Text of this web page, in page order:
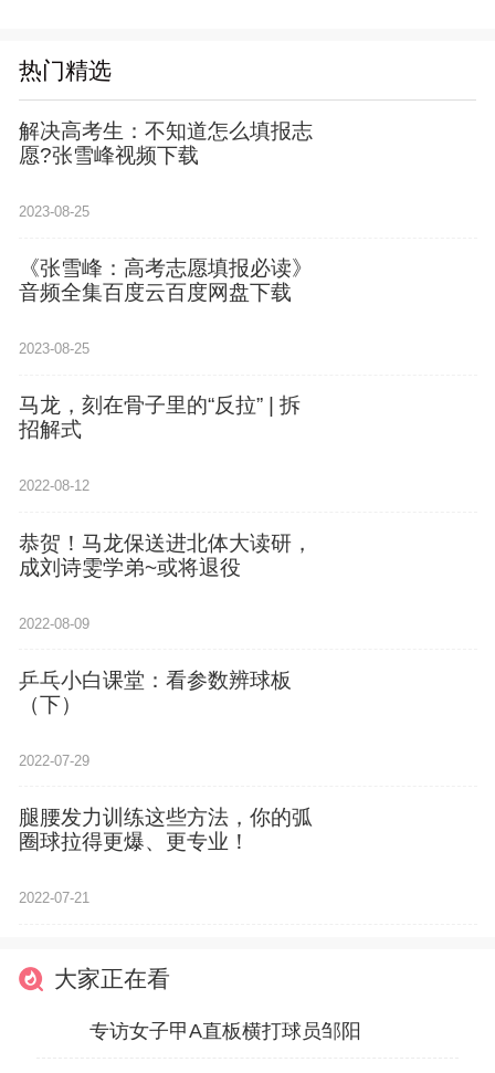
热门精选
解决高考生：不知道怎么填报志
愿?张雪峰视频下载
2023-08-25
《张雪峰：高考志愿填报必读》
音频全集百度云百度网盘下载
2023-08-25
马龙，刻在骨子里的“反拉” | 拆
招解式
2022-08-12
恭贺！马龙保送进北体大读研，
成刘诗雯学弟~或将退役
2022-08-09
乒乓小白课堂：看参数辨球板
（下）
2022-07-29
腿腰发力训练这些方法，你的弧
圈球拉得更爆、更专业！
2022-07-21
大家正在看
专访女子甲A直板横打球员邹阳